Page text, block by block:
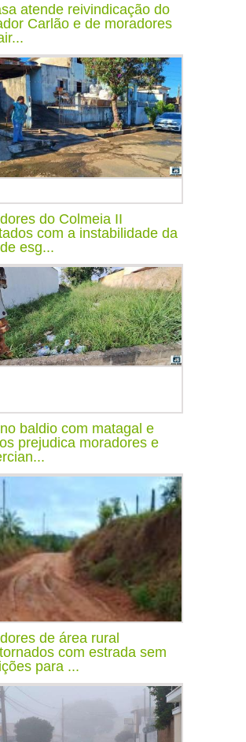
atende reivindicação do
Carlão e de moradores
do Colmeia II
com a instabilidade da
esg...
baldio com matagal e
prejudica moradores e
de área rural
com estrada sem
para ...